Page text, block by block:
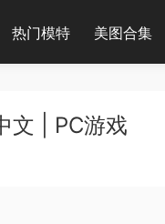
热门模特 美图合集
文 | PC游戏